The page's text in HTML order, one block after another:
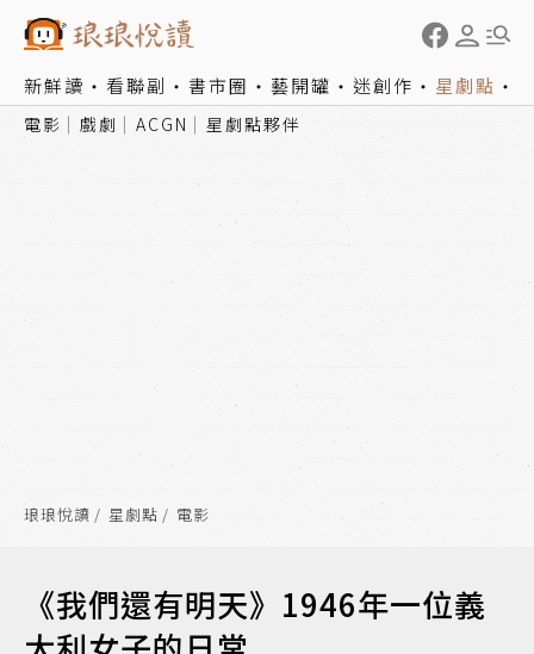
新鮮讀 看聯副 書市圈 藝開罐 迷創作 星劇點
電影 戲劇 ACGN 星劇點夥伴
琅琅悅讀 星劇點 電影
《我們還有明天》1946年一位義